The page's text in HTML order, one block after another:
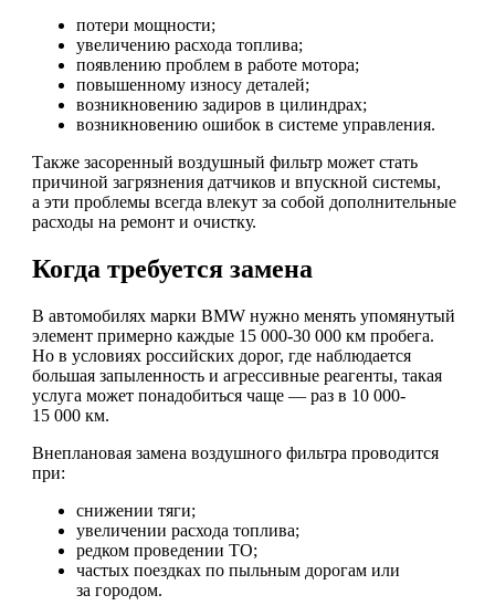
потери мощности;
увеличению расхода топлива;
появлению проблем в работе мотора;
повышенному износу деталей;
возникновению задиров в цилиндрах;
возникновению ошибок в системе управления.
Также засоренный воздушный фильтр может стать
причиной загрязнения датчиков и впускной системы,
а эти проблемы всегда влекут за собой дополнительные
расходы на ремонт и очистку.
Когда требуется замена
В автомобилях марки BMW нужно менять упомянутый
элемент примерно каждые 15 000-30 000 км пробега.
Но в условиях российских дорог, где наблюдается
большая запыленность и агрессивные реагенты, такая
услуга может понадобиться чаще — раз в 10 000-
15 000 км.
Внеплановая замена воздушного фильтра проводится
при:
снижении тяги;
увеличении расхода топлива;
редком проведении ТО;
частых поездках по пыльным дорогам или
за городом.